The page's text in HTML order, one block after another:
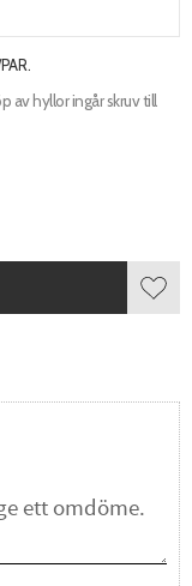
av hyllor ingår skruv till